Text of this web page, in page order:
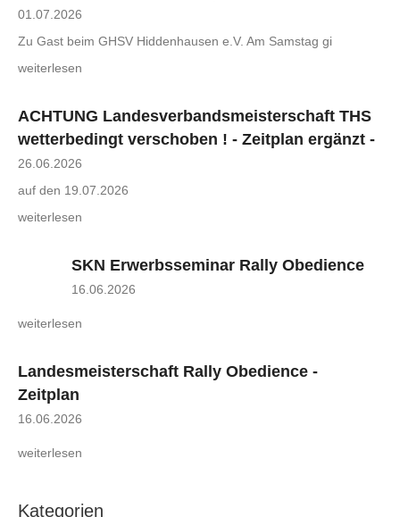
01.07.2026
Zu Gast beim GHSV Hiddenhausen e.V. Am Samstag gi
weiterlesen
ACHTUNG Landesverbandsmeisterschaft THS
wetterbedingt verschoben ! - Zeitplan ergänzt -
26.06.2026
auf den 19.07.2026
weiterlesen
SKN Erwerbsseminar Rally Obedience
16.06.2026
weiterlesen
Landesmeisterschaft Rally Obedience -
Zeitplan
16.06.2026
weiterlesen
Kategorien